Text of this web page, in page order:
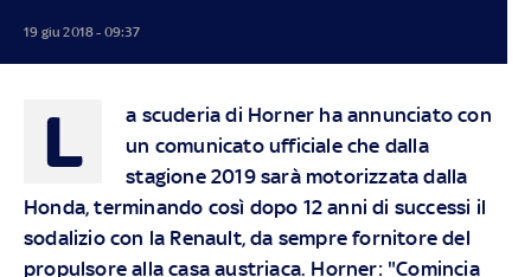
19 giu 2018 - 09:37
L
a scuderia di Horner ha annunciato con
un comunicato ufficiale che dalla
stagione 2019 sarà motorizzata dalla
Honda, terminando così dopo 12 anni di successi il
sodalizio con la Renault, da sempre fornitore del
propulsore alla casa austriaca. Horner: "Comincia